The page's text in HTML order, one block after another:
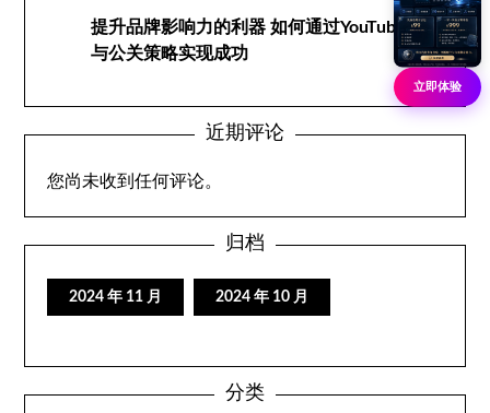
提升品牌影响力的利器 如何通过YouTube网络
与公关策略实现成功
近期评论
您尚未收到任何评论。
归档
2024 年 11 月 2024 年 10 月
分类
立即体验